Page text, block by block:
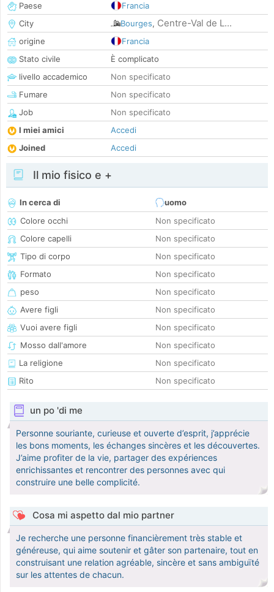
Paese
Francia
City
Bourges, Centre-Val de L...
origine
Francia
Stato civile
È complicato
livello accademico
Non specificato
Fumare
Non specificato
Job
Non specificato
I miei amici
Accedi
Joined
Accedi
Il mio fisico e +
In cerca di
uomo
Colore occhi
Non specificato
Colore capelli
Non specificato
Tipo di corpo
Non specificato
Formato
Non specificato
peso
Non specificato
Avere figli
Non specificato
Vuoi avere figli
Non specificato
Mosso dall'amore
Non specificato
La religione
Non specificato
Rito
Non specificato
un po 'di me
Personne souriante, curieuse et ouverte d’esprit, j’apprécie
les bons moments, les échanges sincères et les découvertes.
J’aime profiter de la vie, partager des expériences
enrichissantes et rencontrer des personnes avec qui
construire une belle complicité.
Cosa mi aspetto dal mio partner
Je recherche une personne financièrement très stable et
généreuse, qui aime soutenir et gâter son partenaire, tout en
construisant une relation agréable, sincère et sans ambiguïté
sur les attentes de chacun.